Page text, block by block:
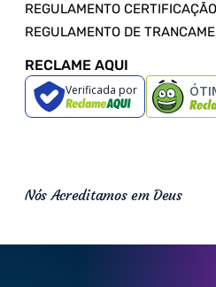
REGULAMENTO
REGULAMENTO DE
RECLAME AQUI
Verificada por
Nós Acreditamos em Deus